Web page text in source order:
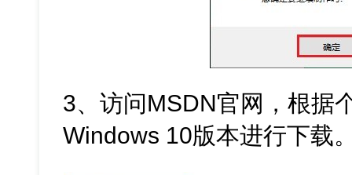
3、访问MSDN官网，根据
Windows 10版本进行下载